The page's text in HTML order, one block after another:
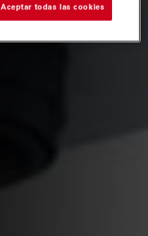
Aceptar todas las cookies